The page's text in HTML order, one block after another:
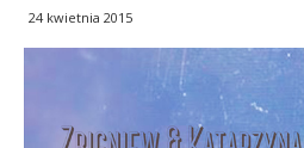
24 kwietnia 2015